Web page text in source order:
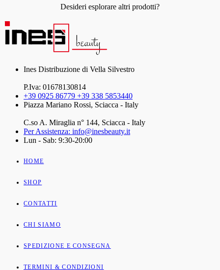
Desideri esplorare altri prodotti?
Ines Distribuzione di Vella Silvestro
P.Iva: 01678130814
+39 0925 86779 +39 338 5853440
Piazza Mariano Rossi, Sciacca - Italy
C.so A. Miraglia n° 144, Sciacca - Italy
Per Assistenza: info@inesbeauty.it
Lun - Sab: 9:30-20:00
HOME
SHOP
CONTATTI
CHI SIAMO
SPEDIZIONE E CONSEGNA
TERMINI & CONDIZIONI